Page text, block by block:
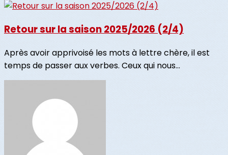
Retour sur la saison 2025/2026 (2/4)
Après avoir apprivoisé les mots à lettre chère, il est
temps de passer aux verbes. Ceux qui nous...